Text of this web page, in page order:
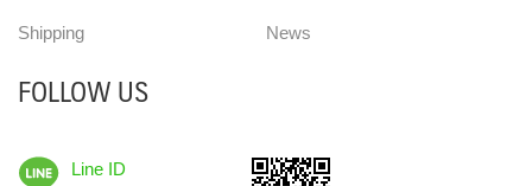
Shipping News
FOLLOW US
Line ID